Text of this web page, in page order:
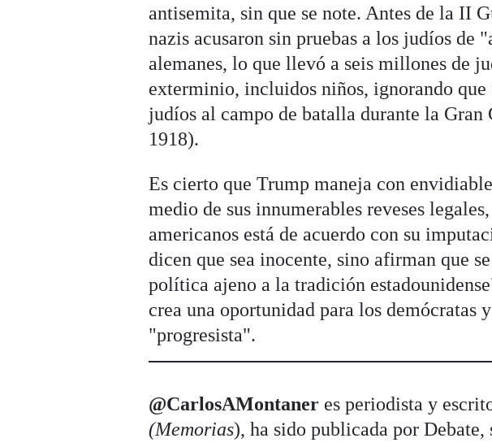
antisemita, sin que se note. Antes de la II
nazis acusaron sin pruebas a los judíos de
alemanes, lo que llevó a seis millones de
exterminio, incluidos niños, ignorando
judíos al campo de batalla durante la
1918).
Es cierto que Trump maneja con
medio de sus innumerables reveses
americanos está de acuerdo con su
dicen que sea inocente, sino afirman que
política ajeno a la tradición
crea una oportunidad para los demócratas
"progresista".
@CarlosAMontaner es periodista y
(Memorias), ha sido publicada por Debate,